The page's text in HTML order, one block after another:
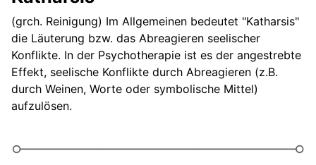
(grch. Reinigung) Im Allgemeinen bedeutet "Katharsis"
die Läuterung bzw. das Abreagieren seelischer
Konflikte. In der Psychotherapie ist es der angestrebte
Effekt, seelische Konflikte durch Abreagieren (z.B.
durch Weinen, Worte oder symbolische Mittel)
aufzulösen.